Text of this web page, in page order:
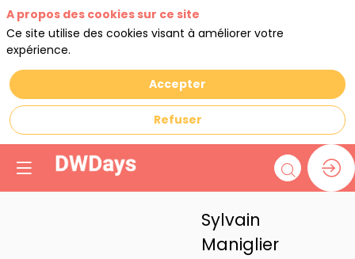
Sylvain
Maniglier
A propos des cookies sur ce site
Ce site utilise des cookies visant à améliorer votre
expérience.
Accepter
Refuser